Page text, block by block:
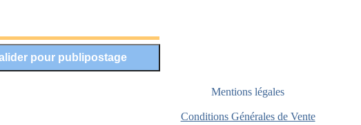
Mentions légales
Conditions Générales de Vente